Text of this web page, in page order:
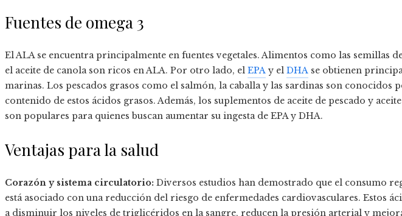
Fuentes de omega 3
El ALA se encuentra principalmente en fuentes vegetales. Alimentos como las semillas
el aceite de canola son ricos en ALA. Por otro lado, el EPA y el DHA se obtienen
marinas. Los pescados grasos como el salmón, la caballa y las sardinas son conocidos
contenido de estos ácidos grasos. Además, los suplementos de aceite de pescado y
son populares para quienes buscan aumentar su ingesta de EPA y DHA.
Ventajas para la salud
Corazón y sistema circulatorio: Diversos estudios han demostrado que el consumo
está asociado con una reducción del riesgo de enfermedades cardiovasculares. Estos
a disminuir los niveles de triglicéridos en la sangre, reducen la presión arterial y